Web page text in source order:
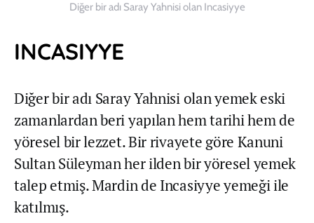
Diğer bir adı Saray Yahnisi olan Incasiyye
INCASIYYE
Diğer bir adı Saray Yahnisi olan yemek eski
zamanlardan beri yapılan hem tarihi hem de
yöresel bir lezzet. Bir rivayete göre Kanuni
Sultan Süleyman her ilden bir yöresel yemek
talep etmiş. Mardin de Incasiyye yemeği ile
katılmış.